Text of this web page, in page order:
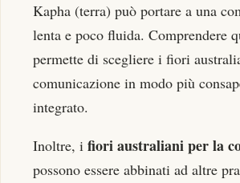
Kapha (terra) può portare a una
lenta e poco fluida. Comprendere
permette di scegliere i fiori
comunicazione in modo più
integrato.
Inoltre, i fiori australiani per la
possono essere abbinati ad altre